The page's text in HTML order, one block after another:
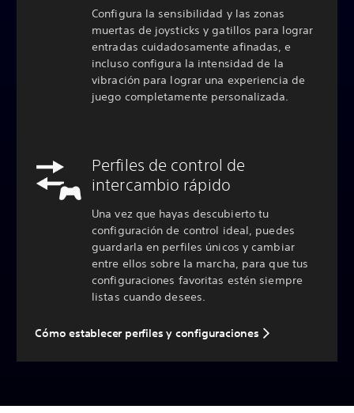
Configura la sensibilidad y las zonas
muertas de joysticks y gatillos para lograr
entradas cuidadosamente afinadas, e
incluso configura la intensidad de la
vibración para lograr una experiencia de
juego completamente personalizada.
Perfiles de control de
intercambio rápido
Una vez que hayas descubierto tu
configuración de control ideal, puedes
guardarla en perfiles únicos y cambiar
entre ellos sobre la marcha, para que tus
configuraciones favoritas estén siempre
listas cuando desees.
Cómo establecer perfiles y configuraciones